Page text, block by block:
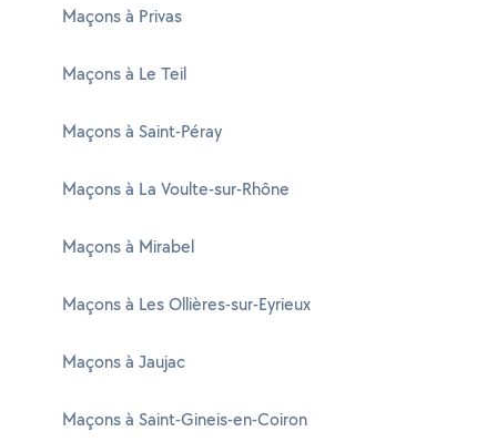
Maçons à Privas
Maçons à Le Teil
Maçons à Saint-Péray
Maçons à La Voulte-sur-Rhône
Maçons à Mirabel
Maçons à Les Ollières-sur-Eyrieux
Maçons à Jaujac
Maçons à Saint-Gineis-en-Coiron